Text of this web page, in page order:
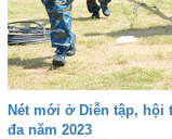
Nét mới ở Diễn tập, hội
đa năm 2023